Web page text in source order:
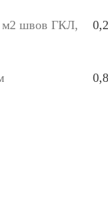
м2 швов ГКЛ,